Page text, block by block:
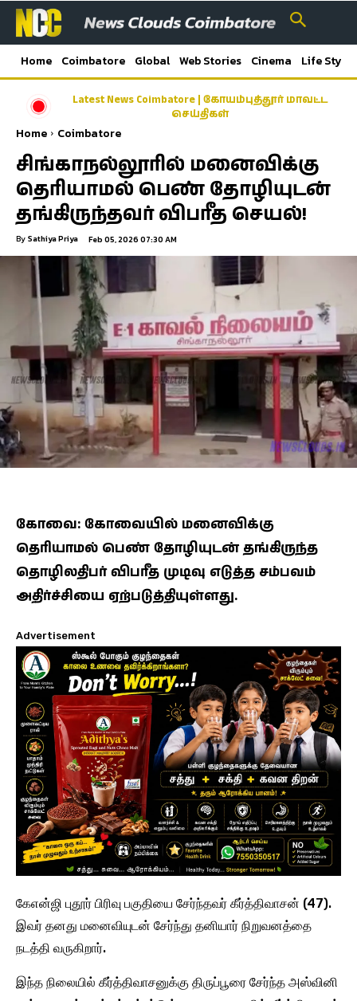
Home Coimbatore Global Web Stories Cinema Life Style
Latest News Coimbatore | கோயம்புத்தூர் மாவட்ட
செய்திகள்
Home Coimbatore
சிங்காநல்லூரில் மனைவிக்கு
தெரியாமல் பெண் தோழியுடன்
தங்கிருந்தவர் விபரீத செயல்!
By Sathiya Priya Feb 05, 2026 07:30 AM
கோவை: கோவையில் மனைவிக்கு
தெரியாமல் பெண் தோழியுடன் தங்கிருந்த
தொழிலதிபர் விபரீத முடிவு எடுத்த சம்பவம்
அதிர்ச்சியை ஏற்படுத்தியுள்ளது.
Advertisement
கேஎன்ஜி புதூர் பிரிவு பகுதியை சேர்ந்தவர் கீர்த்திவாசன் (47).
இவர் தனது மனைவியுடன் சேர்ந்து தனியார் நிறுவனத்தை
நடத்தி வருகிறார்.
இந்த நிலையில் கீர்த்திவாசனுக்கு திருப்பூரை சேர்ந்த அஸ்வினி